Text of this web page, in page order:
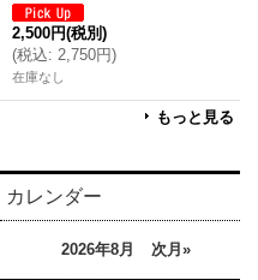
2,500円(税別)
(税込: 2,750円)
在庫なし
もっと見る
カレンダー
2026年8月 次月»